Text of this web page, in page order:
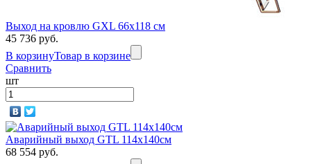
Выход на кровлю GXL 66х118 см
45 736 руб.
В корзинуТовар в корзине
Сравнить
шт
Аварийный выход GTL 114х140см
68 554 руб.